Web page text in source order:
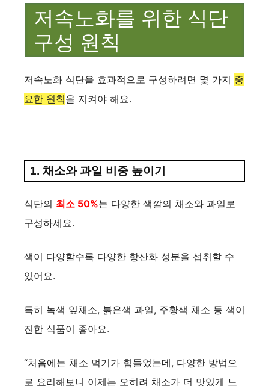
저속노화를 위한 식단
구성 원칙
저속노화 식단을 효과적으로 구성하려면 몇 가지 중
요한 원칙을 지켜야 해요.
1. 채소와 과일 비중 높이기
식단의 최소 50%는 다양한 색깔의 채소와 과일로
구성하세요.
색이 다양할수록 다양한 항산화 성분을 섭취할 수
있어요.
특히 녹색 잎채소, 붉은색 과일, 주황색 채소 등 색이
진한 식품이 좋아요.
“처음에는 채소 먹기가 힘들었는데, 다양한 방법으
로 요리해보니 이제는 오히려 채소가 더 맛있게 느